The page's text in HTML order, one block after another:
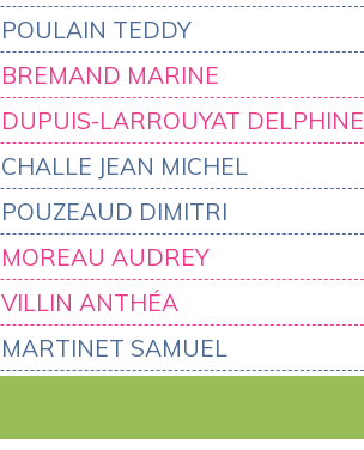
POULAIN TEDDY
BREMAND MARINE
DUPUIS-LARROUYAT DELPHINE
CHALLE JEAN MICHEL
POUZEAUD DIMITRI
MOREAU AUDREY
VILLIN ANTHÉA
MARTINET SAMUEL